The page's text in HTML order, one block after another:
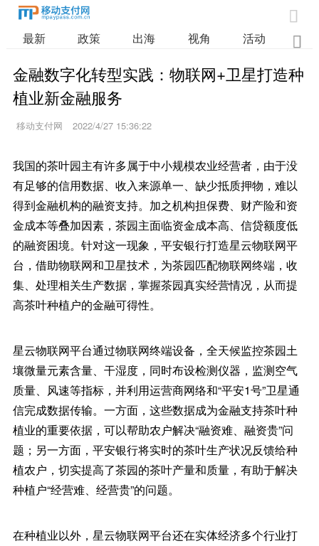

最新 政策 出海 视角 活动 业

金融数字化转型实践：物联网+卫星打造种
植业新金融服务
移动支付网 2022/4/27 15:36:22
我国的茶叶园主有许多属于中小规模农业经营者，由于没
有足够的信用数据、收入来源单一、缺少抵质押物，难以
得到金融机构的融资支持。加之机构担保费、财产险和资
金成本等叠加因素，茶园主面临资金成本高、信贷额度低
的融资困境。针对这一现象，平安银行打造星云物联网平
台，借助物联网和卫星技术，为茶园匹配物联网终端，收
集、处理相关生产数据，掌握茶园真实经营情况，从而提
高茶叶种植户的金融可得性。
星云物联网平台通过物联网终端设备，全天候监控茶园土
壤微量元素含量、干湿度，同时布设检测仪器，监测空气
质量、风速等指标，并利用运营商网络和“平安1号”卫星通
信完成数据传输。一方面，这些数据成为金融支持茶叶种
植业的重要依据，可以帮助农户解决“融资难、融资贵”问
题；另一方面，平安银行将实时的茶叶生产状况反馈给种
植农户，切实提高了茶园的茶叶产量和质量，有助于解决
种植户“经营难、经营贵”的问题。
在种植业以外，星云物联网平台还在实体经济多个行业打